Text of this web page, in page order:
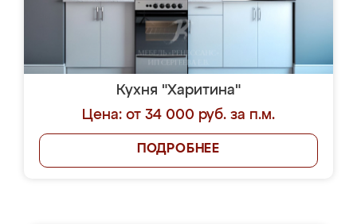
Кухня "Харитина"
Цена: от 34 000 руб. за п.м.
ПОДРОБНЕЕ